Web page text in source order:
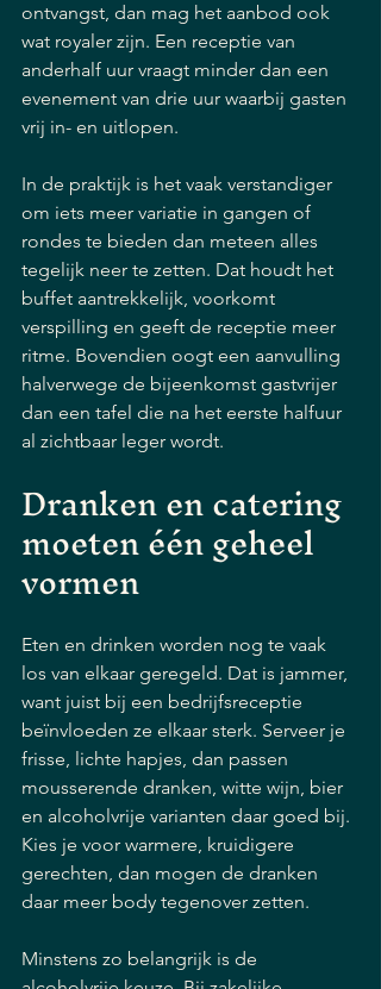
ontvangst, dan mag het aanbod ook
wat royaler zijn. Een receptie van
anderhalf uur vraagt minder dan een
evenement van drie uur waarbij gasten
vrij in- en uitlopen.
In de praktijk is het vaak verstandiger
om iets meer variatie in gangen of
rondes te bieden dan meteen alles
tegelijk neer te zetten. Dat houdt het
buffet aantrekkelijk, voorkomt
verspilling en geeft de receptie meer
ritme. Bovendien oogt een aanvulling
halverwege de bijeenkomst gastvrijer
dan een tafel die na het eerste halfuur
al zichtbaar leger wordt.
Dranken en catering
moeten één geheel
vormen
Eten en drinken worden nog te vaak
los van elkaar geregeld. Dat is jammer,
want juist bij een bedrijfsreceptie
beïnvloeden ze elkaar sterk. Serveer je
frisse, lichte hapjes, dan passen
mousserende dranken, witte wijn, bier
en alcoholvrije varianten daar goed bij.
Kies je voor warmere, kruidigere
gerechten, dan mogen de dranken
daar meer body tegenover zetten.
Minstens zo belangrijk is de